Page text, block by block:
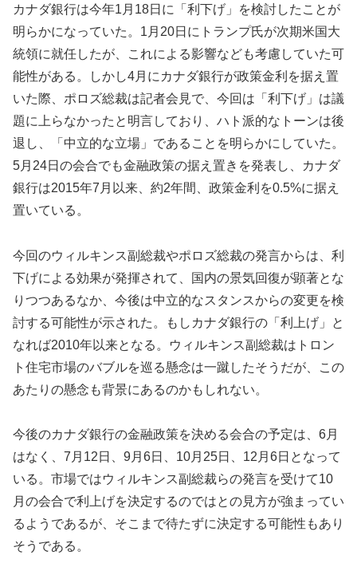
カナダ銀行は今年1月18日に「利下げ」を検討したことが
明らかになっていた。1月20日にトランプ氏が次期米国大
統領に就任したが、これによる影響なども考慮していた可
能性がある。しかし4月にカナダ銀行が政策金利を据え置
いた際、ポロズ総裁は記者会見で、今回は「利下げ」は議
題に上らなかったと明言しており、ハト派的なトーンは後
退し、「中立的な立場」であることを明らかにしていた。
5月24日の会合でも金融政策の据え置きを発表し、カナダ
銀行は2015年7月以来、約2年間、政策金利を0.5%に据え
置いている。
今回のウィルキンス副総裁やポロズ総裁の発言からは、利
下げによる効果が発揮されて、国内の景気回復が顕著とな
りつつあるなか、今後は中立的なスタンスからの変更を検
討する可能性が示された。もしカナダ銀行の「利上げ」と
なれば2010年以来となる。ウィルキンス副総裁はトロン
ト住宅市場のバブルを巡る懸念は一蹴したそうだが、この
あたりの懸念も背景にあるのかもしれない。
今後のカナダ銀行の金融政策を決める会合の予定は、6月
はなく、7月12日、9月6日、10月25日、12月6日となって
いる。市場ではウィルキンス副総裁らの発言を受けて10
月の会合で利上げを決定するのではとの見方が強まってい
るようであるが、そこまで待たずに決定する可能性もあり
そうである。